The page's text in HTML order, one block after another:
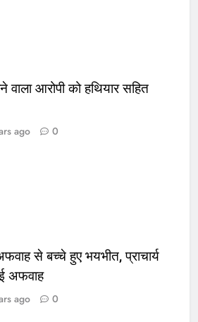
वाला आरोपी को हथियार सहित
ago 0
से बच्चे हुए भयभीत, प्राचार्य
अफवाह
ago 0